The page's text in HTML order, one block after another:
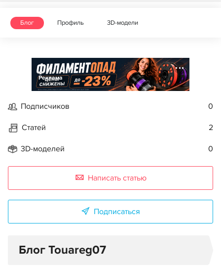
Блог Профиль 3D-модели
Реклама
Подписчиков 0
Статей 2
3D-моделей 0
Написать статью
Подписаться
Блог Touareg07